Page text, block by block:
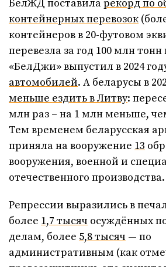
БелЖД поставиларекорд по
контейнерных перевозок
контейнеров в 20-футовом
перевезла за год 100 млн тонн
«БелДжи» выпустил в 2024
автомобилей. А беларусы в
меньше ездить в Литву:
млн раз – на 1 млн меньше,
Тем временем беларусская
приняла на вооружение 13
вооружения, военной и
отечественного производства.
Репрессии выразились в
более 1,7 тысяч осуждённых
делам, более 5,8 тысяч — по
административным (как